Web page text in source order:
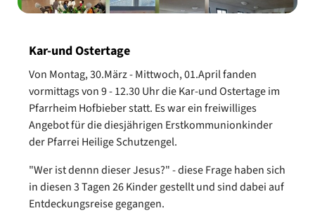
Kar-und Ostertage
Von Montag, 30.März - Mittwoch, 01.April fanden
vormittags von 9 - 12.30 Uhr die Kar-und Ostertage im
Pfarrheim Hofbieber statt. Es war ein freiwilliges
Angebot für die diesjährigen Erstkommunionkinder
der Pfarrei Heilige Schutzengel.
"Wer ist dennn dieser Jesus?" - diese Frage haben sich
in diesen 3 Tagen 26 Kinder gestellt und sind dabei auf
Entdeckungsreise gegangen.